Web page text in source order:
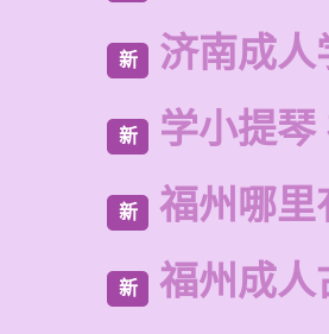
新 济南成人
新 学小提琴
新 福州哪里
新 福州成人